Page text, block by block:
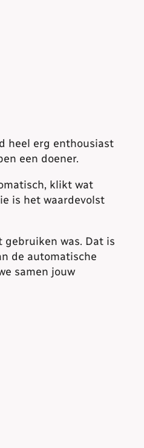
heel erg enthousiast
een doener.
klikt wat
is het waardevolst
was. Dat is
de automatische
samen jouw